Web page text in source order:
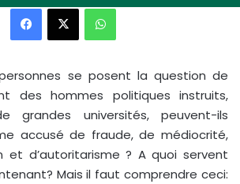
Facebook X WhatsApp
se posent la question de
des hommes politiques instruits,
grandes universités, peuvent-ils
accusé de fraude, de médiocrité,
et d’autoritarisme ? A quoi servent
Mais il faut comprendre ceci: